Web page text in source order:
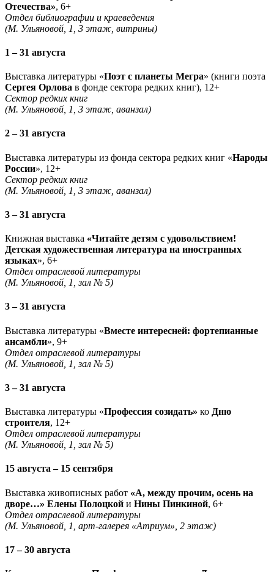
Отечества», 6+
Отдел библиографии и краеведения
(М. Ульяновой, 1, 3 этаж, витрины)
1 – 31 августа
Выставка литературы «Поэт с планеты Мегра» (книги поэта
Сергея Орлова в фонде сектора редких книг), 12+
Сектор редких книг
(М. Ульяновой, 1, 3 этаж, аванзал)
2 – 31 августа
Выставка литературы из фонда сектора редких книг «Народы
России», 12+
Сектор редких книг
(М. Ульяновой, 1, 3 этаж, аванзал)
3 – 31 августа
Книжная выставка «Читайте детям с удовольствием!
Детская художественная литература на иностранных
языках», 6+
Отдел отраслевой литературы
(М. Ульяновой, 1, зал № 5)
3 – 31 августа
Выставка литературы «Вместе интересней: фортепианные
ансамбли», 9+
Отдел отраслевой литературы
(М. Ульяновой, 1, зал № 5)
3 – 31 августа
Выставка литературы «Профессия созидать» ко Дню
строителя, 12+
Отдел отраслевой литературы
(М. Ульяновой, 1, зал № 5)
15 августа – 15 сентября
Выставка живописных работ «А, между прочим, осень на
дворе…» Елены Полоцкой и Нины Пинкиной, 6+
Отдел отраслевой литературы
(М. Ульяновой, 1, арт-галерея «Атриум», 2 этаж)
17 – 30 августа